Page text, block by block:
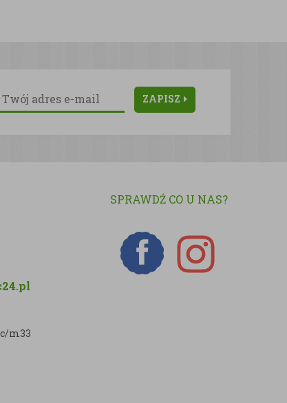
ZAPISZ
m33
SPRAWDŹ CO U NAS?